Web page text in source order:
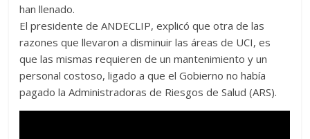
han llenado.
El presidente de ANDECLIP, explicó que otra de las
razones que llevaron a disminuir las áreas de UCI, es
que las mismas requieren de un mantenimiento y un
personal costoso, ligado a que el Gobierno no había
pagado la Administradoras de Riesgos de Salud (ARS).